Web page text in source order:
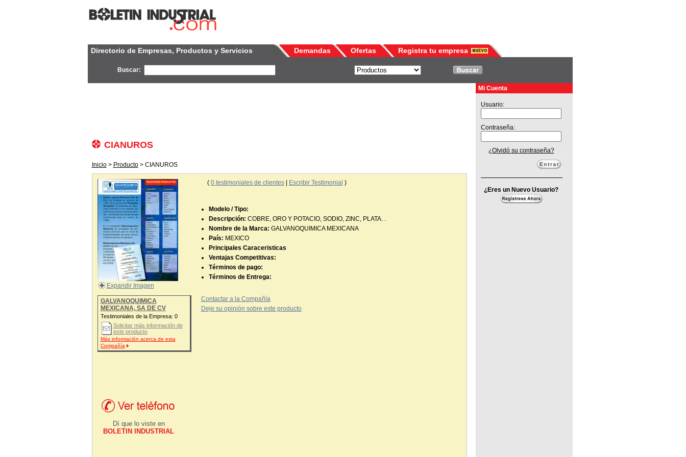
Directorio de Empresas, Productos y Servicios Demandas Ofertas Registra tu empresa
Buscar:
Mi Cuenta
CIANUROS
Inicio> Producto> CIANUROS
Expandir Imagen
GALVANOQUIMICA
MEXICANA, SA DE CV
Testimoniales de la Empresa: 0
Solicitar más información de
este producto
Más información acerca de esta
Compañía
Dí que lo viste en
BOLETIN INDUSTRIAL
( 0testimoniales de clientes| Escribir Testimonial )
Modelo / Tipo:
Descripción: COBRE, ORO Y POTACIO, SODIO, ZINC, PLATA. .
Nombre de la Marca: GALVANOQUIMICA MEXICANA
País: MEXICO
Principales Caraceristicas
Ventajas Competitivas:
Términos de pago:
Términos de Entrega:
Contactar a la Compañía
Deje su opinión sobre este producto
Usuario:
Contraseña:
¿Olvidó su contraseña?
¿Eres un Nuevo Usuario?